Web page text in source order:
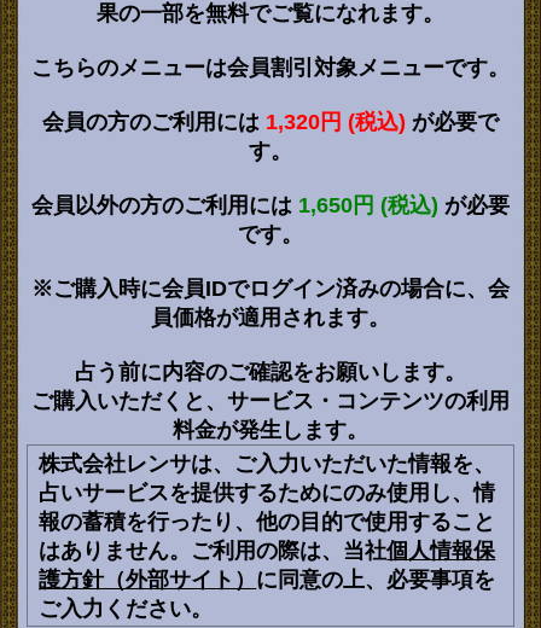
果の一部を無料でご覧になれます。
こちらのメニューは会員割引対象メニューです。
会員の方のご利用には 1,320円 (税込) が必要で
す。
会員以外の方のご利用には 1,650円 (税込) が必要
です。
※ご購入時に会員IDでログイン済みの場合に、会
員価格が適用されます。
占う前に内容のご確認をお願いします。
ご購入いただくと、サービス・コンテンツの利用
料金が発生します。
株式会社レンサは、ご入力いただいた情報を、
占いサービスを提供するためにのみ使用し、情
報の蓄積を行ったり、他の目的で使用すること
はありません。ご利用の際は、当社個人情報保
護方針（外部サイト） に同意の上、必要事項を
ご入力ください。